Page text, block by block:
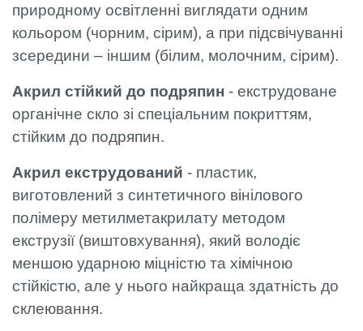
природному освітленні виглядати одним
кольором (чорним, сірим), а при підсвічуванні
зсередини – іншим (білим, молочним, сірим).
Акрил стійкий до подряпин - екструдоване
органічне скло зі спеціальним покриттям,
стійким до подряпин.
Акрил екструдований - пластик,
виготовлений з синтетичного вінілового
полімеру метилметакрилату методом
екструзії (виштовхування), який володіє
меншою ударною міцністю та хімічною
стійкістю, але у нього найкраща здатність до
склеювання.